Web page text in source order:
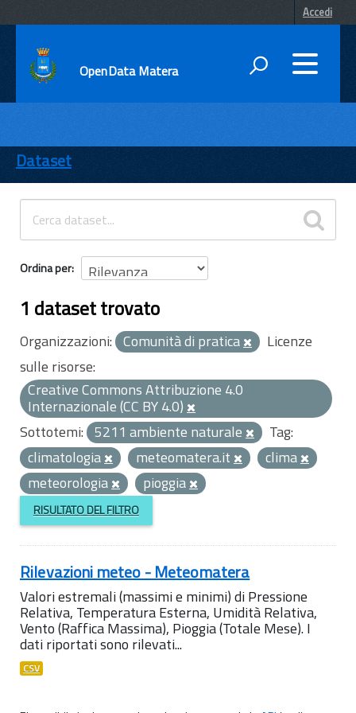
Accedi
OpenData Matera
ENTI
TEMI
INFORMAZIONI
Dataset
Ordina per
1 dataset trovato
Organizzazioni: Comunità di pratica
Licenze
sulle risorse:
Creative Commons Attribuzione 4.0
Internazionale (CC BY 4.0)
Sottotemi: 5211 ambiente naturale
Tag:
climatologia
meteomatera.it
clima
meteorologia
pioggia
RISULTATO DEL FILTRO
Rilevazioni meteo - Meteomatera
Valori estremali (massimi e minimi) di Pressione
Relativa, Temperatura Esterna, Umidità Relativa,
Vento (Raffica Massima), Pioggia (Totale Mese). I
dati riportati sono rilevati...
CSV